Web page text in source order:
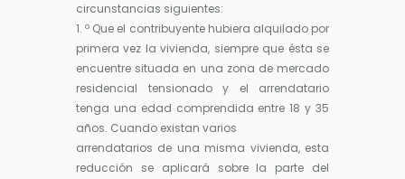
circunstancias siguientes:
1. º Que el contribuyente hubiera alquilado por
primera vez la vivienda, siempre que ésta se
encuentre situada en una zona de mercado
residencial tensionado y el arrendatario
tenga una edad comprendida entre 18 y 35
años. Cuando existan varios
arrendatarios de una misma vivienda, esta
reducción se aplicará sobre la parte del